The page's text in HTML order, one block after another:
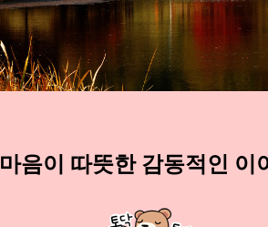
마음이 따뜻한 감동적인 이